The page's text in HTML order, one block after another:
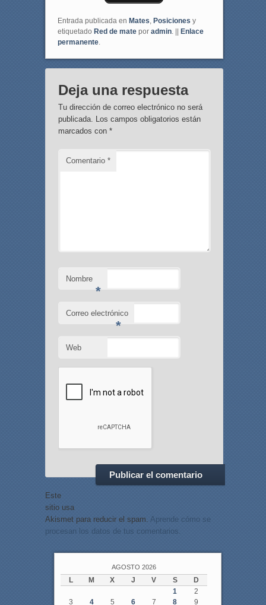
Entrada publicada en Mates Posiciones y
etiquetado Red de matepor admin. || Enlace
permanente.
Deja una respuesta
Tu dirección de correo electrónico no será
publicada. Los campos obligatorios están
marcados con *
Comentario *
Nombre
*
Correo electrónico
*
Web
Este
sitio usa
Akismet para reducir el spam. Aprende cómo se
procesan los datos de tus comentarios.
AGOSTO 2026
L M X J V S
D
1
2
3
4 5 6 7 8
9